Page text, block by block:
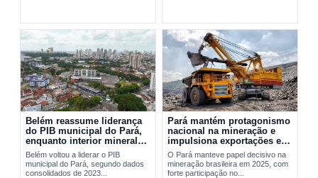
Belém reassume liderança
do PIB municipal do Pará,
enquanto interior mineral
mantém peso decisivo na
economia
Belém voltou a liderar o PIB
municipal do Pará, segundo dados
consolidados de 2023...
Pará mantém protagonismo
nacional na mineração e
impulsiona exportações em
2025
O Pará manteve papel decisivo na
mineração brasileira em 2025, com
forte participação no...